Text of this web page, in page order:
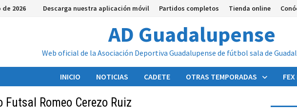
2026 Descarga nuestra aplicación móvil Partidos completos Tienda online
AD Guadalupense
Web oficial de la Asociación Deportiva Guadalupense de fútbol sala de
INICIO NOTICIAS CADETE OTRAS TEMPORADAS
Futsal Romeo Cerezo Ruiz